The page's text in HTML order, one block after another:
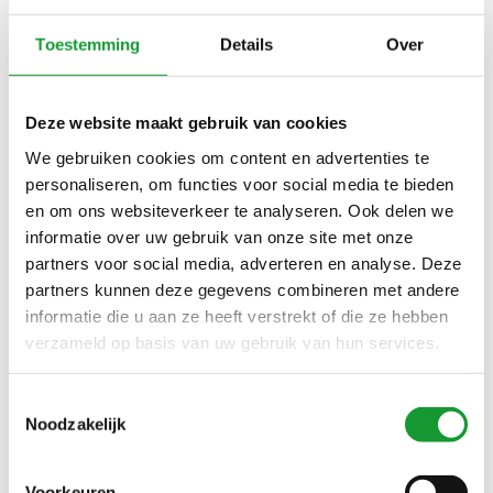
Toestemming Details Over
Deze website maakt gebruik van cookies
We gebruiken cookies om content en advertenties te
personaliseren, om functies voor social media te bieden
en om ons websiteverkeer te analyseren. Ook delen we
informatie over uw gebruik van onze site met onze
partners voor social media, adverteren en analyse. Deze
partners kunnen deze gegevens combineren met andere
informatie die u aan ze heeft verstrekt of die ze hebben
verzameld op basis van uw gebruik van hun services.
Noodzakelijk
Baileys Giordano Desoto DesotoLuxery Olymp BjornBorg
Slater AlanRed Profuomo
(2000)
Bleiswijk Pijnacker Zoetermeer Spijkenisse
BerkelRodenrijs Bergschenhoek Geldermalsen(2000)
Buitenveldert Amsterdam Oud-Zuid Amstelveen Bergen
Alkmaar(2000)
Den Bosch Vught Veghel Roermond Venlo Maastricht
Eindhoven Nistelrode Breda Tilburg Oosterhout
Udenhout Bavel Dongen
Leeuwarden Haren Dronrijp